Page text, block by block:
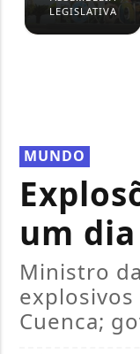
LEGISLATIVA
MUNDO
um
Ministro
explosivos
Cuenca;